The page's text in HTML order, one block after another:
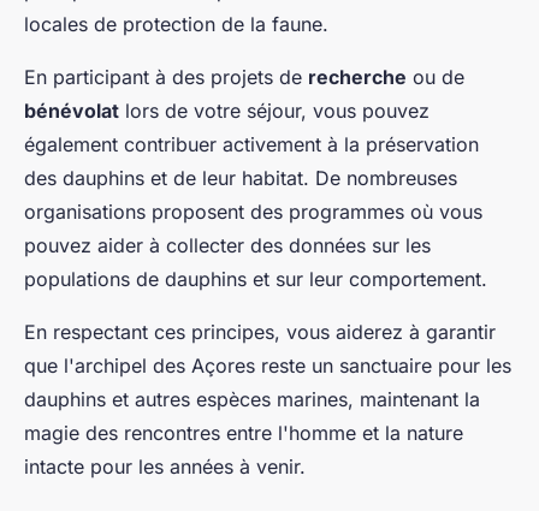
locales de protection de la faune.
En participant à des projets de recherche ou de
bénévolat lors de votre séjour, vous pouvez
également contribuer activement à la préservation
des dauphins et de leur habitat. De nombreuses
organisations proposent des programmes où vous
pouvez aider à collecter des données sur les
populations de dauphins et sur leur comportement.
En respectant ces principes, vous aiderez à garantir
que l'archipel des Açores reste un sanctuaire pour les
dauphins et autres espèces marines, maintenant la
magie des rencontres entre l'homme et la nature
intacte pour les années à venir.